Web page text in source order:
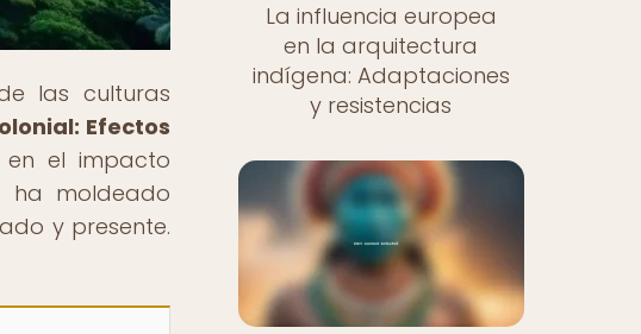
las culturas
Efectos
en el impacto
ha moldeado
y presente.
La influencia europea
en la arquitectura
indígena: Adaptaciones
y resistencias